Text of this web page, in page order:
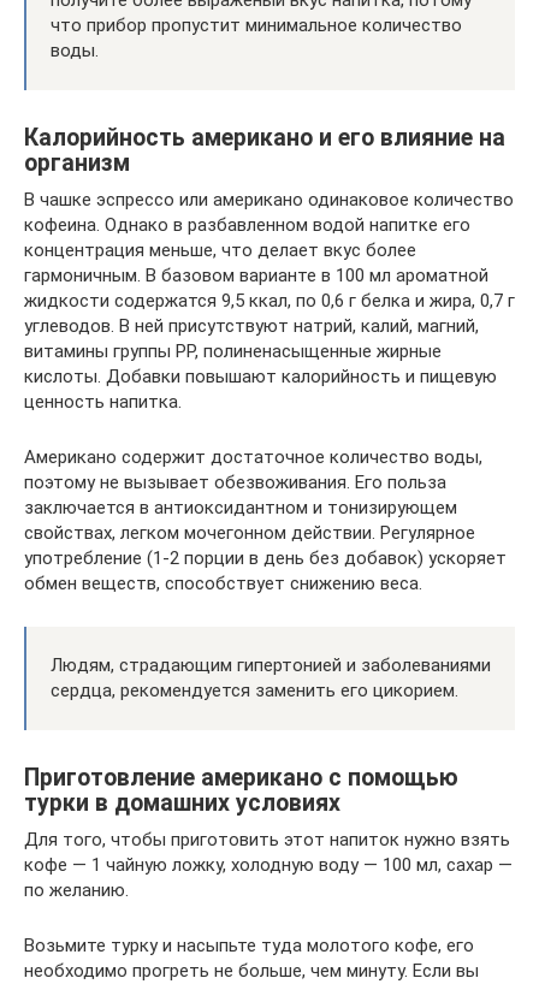
что прибор пропустит минимальное количество
воды.
Калорийность американо и его влияние на
организм
В чашке эспрессо или американо одинаковое количество
кофеина. Однако в разбавленном водой напитке его
концентрация меньше, что делает вкус более
гармоничным. В базовом варианте в 100 мл ароматной
жидкости содержатся 9,5 ккал, по 0,6 г белка и жира, 0,7 г
углеводов. В ней присутствуют натрий, калий, магний,
витамины группы PP, полиненасыщенные жирные
кислоты. Добавки повышают калорийность и пищевую
ценность напитка.
Американо содержит достаточное количество воды,
поэтому не вызывает обезвоживания. Его польза
заключается в антиоксидантном и тонизирующем
свойствах, легком мочегонном действии. Регулярное
употребление (1-2 порции в день без добавок) ускоряет
обмен веществ, способствует снижению веса.
Людям, страдающим гипертонией и заболеваниями
сердца, рекомендуется заменить его цикорием.
Приготовление американо с помощью
турки в домашних условиях
Для того, чтобы приготовить этот напиток нужно взять
кофе — 1 чайную ложку, холодную воду — 100 мл, сахар —
по желанию.
Возьмите турку и насыпьте туда молотого кофе, его
необходимо прогреть не больше, чем минуту. Если вы